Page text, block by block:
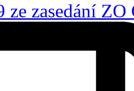
ze zasedání